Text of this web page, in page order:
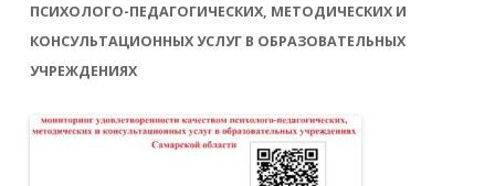
ПСИХОЛОГО-ПЕДАГОГИЧЕСКИХ, МЕТОДИЧЕСКИХ И
КОНСУЛЬТАЦИОННЫХ УСЛУГ В ОБРАЗОВАТЕЛЬНЫХ
УЧРЕЖДЕНИЯХ